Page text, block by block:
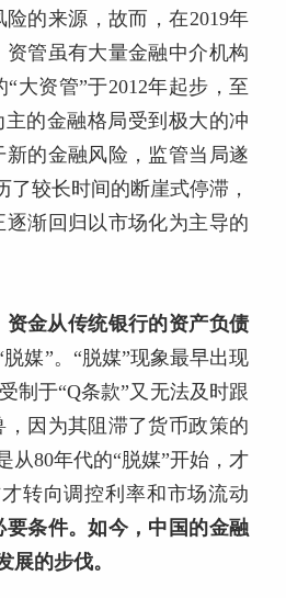
的来源，故而，在2019年
资管虽有大量金融中介机构
大资管”于2012年起步，至
的金融格局受到极大的冲
的金融风险，监管当局遂
较长时间的断崖式停滞，
渐回归以市场化为主导的
资金从传统银行的资产负债
媒”。“脱媒”现象最早出现
制于“Q条款”又无法及时跟
因为其阻滞了货币政策的
从80年代的“脱媒”开始，才
转向调控利率和市场流动
条件。如今，中国的金融
的步伐。